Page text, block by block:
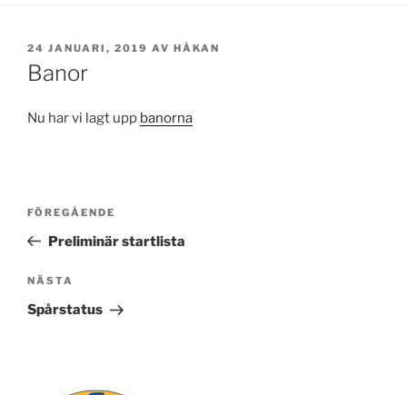
PUBLICERAT
24 JANUARI, 2019 AV HÅKAN
Banor
Nu har vi lagt upp banorna
Inläggsnavigering
Föregående
inlägg
FÖREGÅENDE
Preliminär startlista
Nästa
inlägg
NÄSTA
Spårstatus